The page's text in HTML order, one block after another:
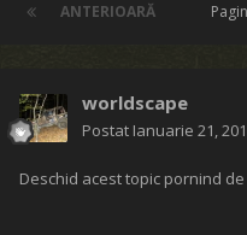
ANTERIOARĂ
worldscape
Postat Ianuarie 21,
Deschid acest topic pornind